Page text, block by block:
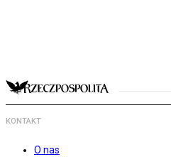
KONTAKT
O nas